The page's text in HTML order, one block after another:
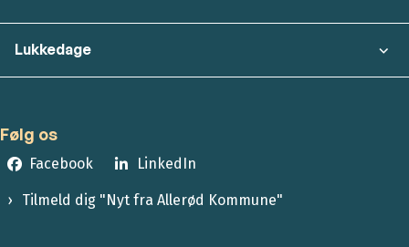
Lukkedage
Følg os
Facebook LinkedIn
Tilmeld dig "Nyt fra Allerød Kommune"